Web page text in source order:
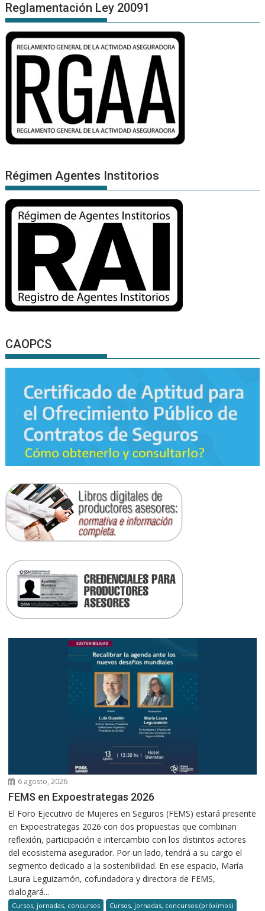
Reglamentación Ley 20091
Régimen Agentes Institorios
CAOPCS
6 agosto, 2026
FEMS en Expoestrategas 2026
El Foro Ejecutivo de Mujeres en Seguros (FEMS) estará presente
en Expoestrategas 2026 con dos propuestas que combinan
reflexión, participación e intercambio con los distintos actores
del ecosistema asegurador. Por un lado, tendrá a su cargo el
segmento dedicado a la sostenibilidad. En ese espacio, María
Laura Leguizamón, cofundadora y directora de FEMS,
dialogará...
Cursos, jornadas, concursos Cursos, jornadas, concursos (próximos)